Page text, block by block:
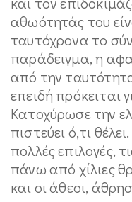
αθωότητάς του
ταυτόχρονα το
παράδειγμα, η
από την
επειδή πρόκειται
Κατοχύρωσε την
πιστεύει ό,τι
πολλές επιλογές,
πάνω από χίλιες
και οι άθεοι,